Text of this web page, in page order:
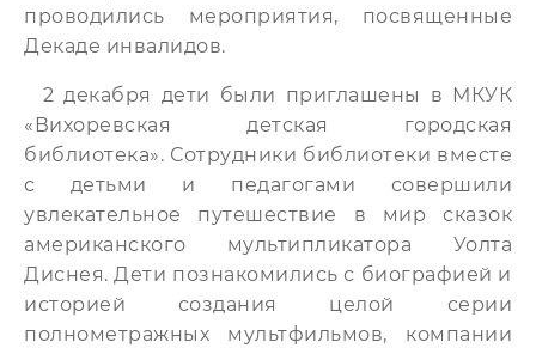
проводились мероприятия, посвященные
Декаде инвалидов.
2 декабря дети были приглашены в МКУК
«Вихоревская детская городская
библиотека». Сотрудники библиотеки вместе
с детьми и педагогами совершили
увлекательное путешествие в мир сказок
американского мультипликатора Уолта
Диснея. Дети познакомились с биографией и
историей создания целой серии
полнометражных мультфильмов, компании